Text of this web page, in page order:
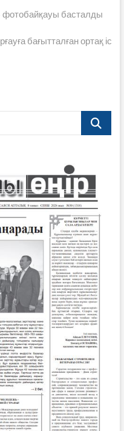
y
n
e
фотобайқауы басталды
бағытталған ортақ іс
Search